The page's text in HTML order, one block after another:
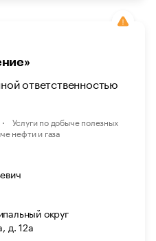
ответственностью
Услуги по добыче полезных
нефти и газа
округ
д. 12а